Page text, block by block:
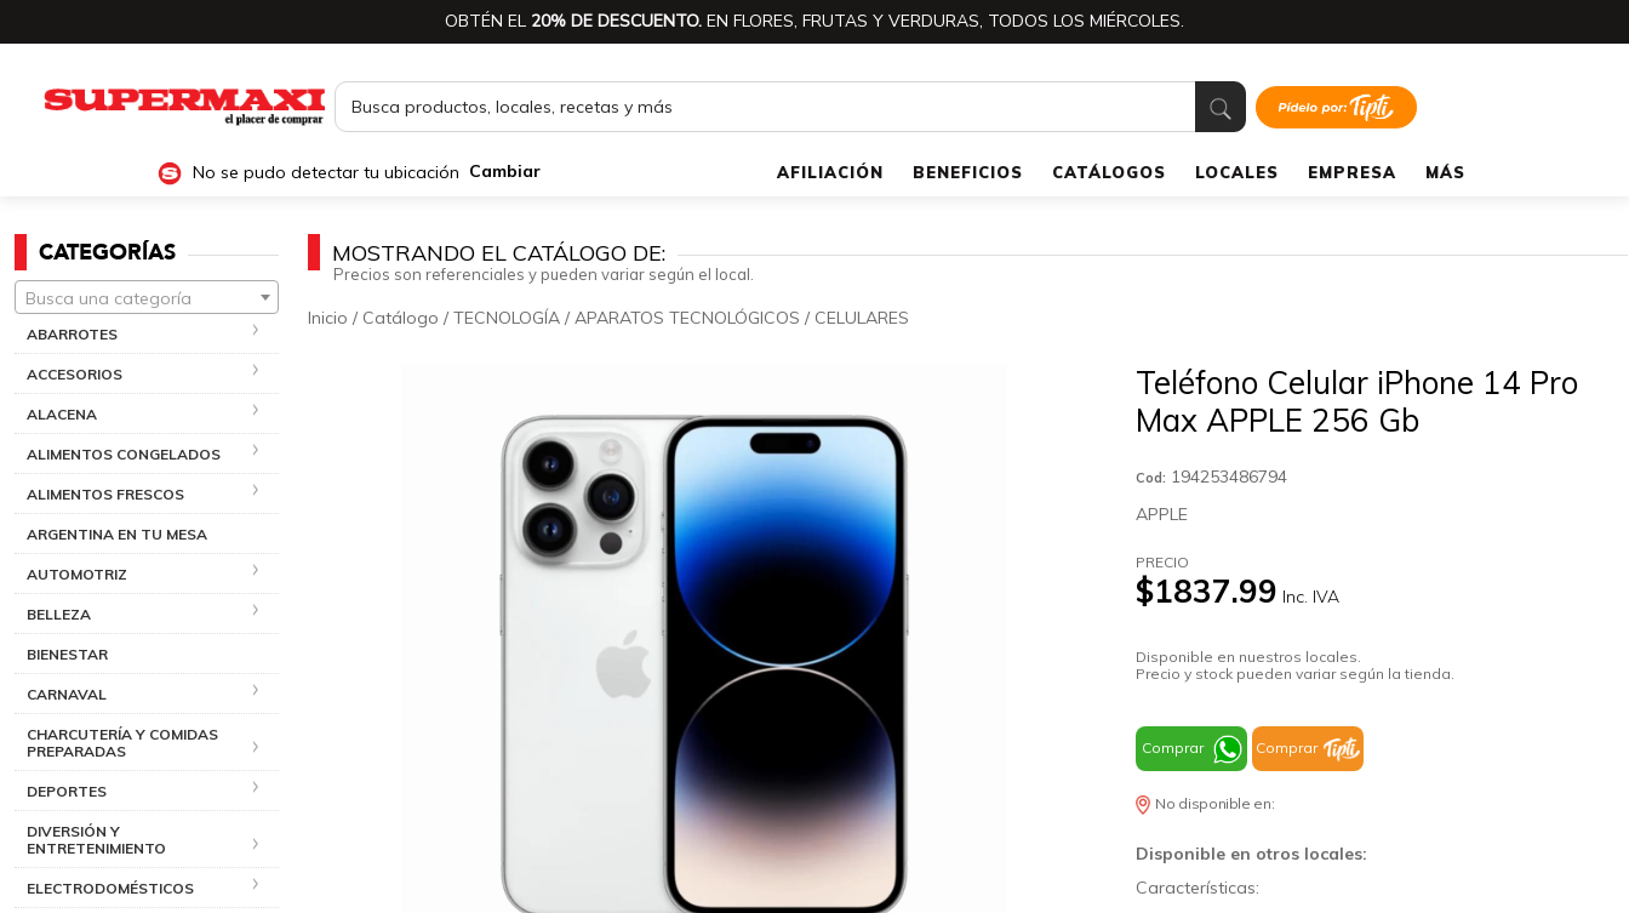
OBTÉN EL 20% DE DESCUENTO. EN FLORES, FRUTAS Y VERDURAS, TODOS LOS MIÉRCOLES.
No se pudo detectar tu ubicación Cambiar AFILIACIÓN BENEFICIOS CATÁLOGOS LOCALES EMPRESA MÁS
CATEGORÍAS
Busca una categoría
ABARROTES
ACCESORIOS
ALACENA
ALIMENTOS CONGELADOS
ALIMENTOS FRESCOS
ARGENTINA EN TU MESA
AUTOMOTRIZ
BELLEZA
BIENESTAR
CARNAVAL
CHARCUTERÍA Y COMIDAS
PREPARADAS
DEPORTES
DIVERSIÓN Y
ENTRETENIMIENTO
ELECTRODOMÉSTICOS
MOSTRANDO EL CATÁLOGO DE:
Precios son referenciales y pueden variar según el local.
Inicio / Catálogo /TECNOLOGÍA /APARATOS TECNOLÓGICOS / CELULARES
Teléfono Celular iPhone 14 Pro
Max APPLE 256 Gb
Cod: 194253486794
APPLE
PRECIO
$1837.99 Inc. IVA
Disponible en nuestros locales.
Precio y stock pueden variar según la tienda.
Comprar Comprar
No disponible en:
Disponible en otros locales:
Características: